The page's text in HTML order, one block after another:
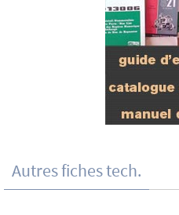
Autres fiches tech.